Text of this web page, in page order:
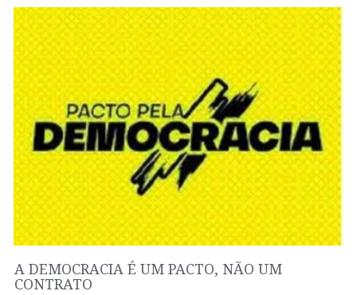
A DEMOCRACIA É UM PACTO, NÃO UM
CONTRATO